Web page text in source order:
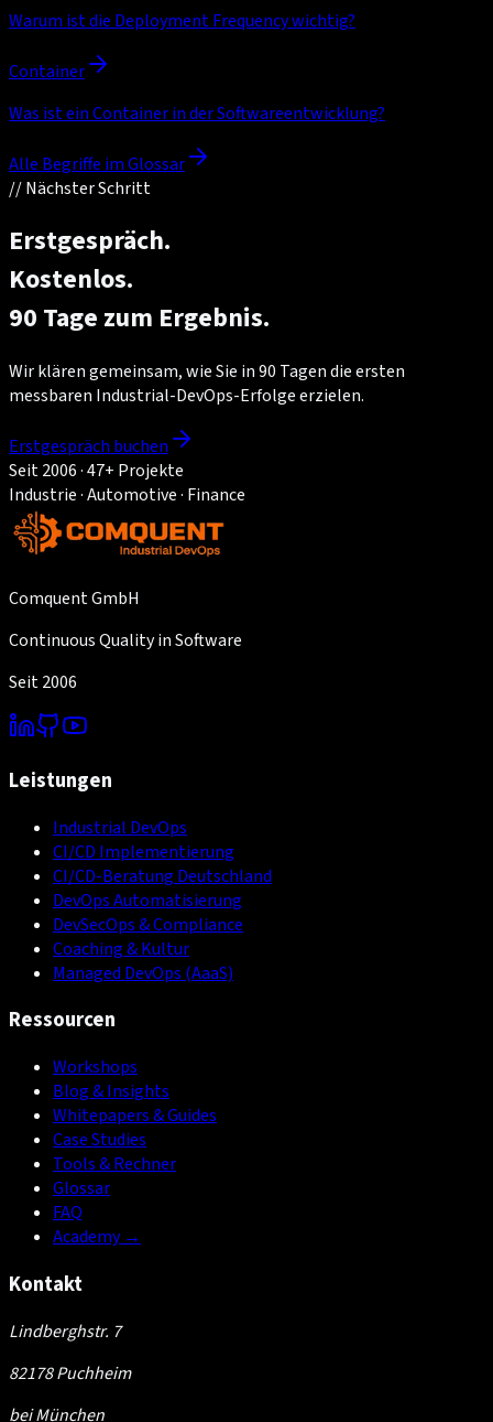
Warum ist die Deployment Frequency wichtig?
Container
Was ist ein Container in der Softwareentwicklung?
Alle Begriffe im Glossar
//Nächster Schritt
Erstgespräch.
Kostenlos.
90 Tage zum Ergebnis.
Wir klären gemeinsam, wie Sie in 90 Tagen die ersten
messbaren Industrial-DevOps-Erfolge erzielen.
Erstgespräch buchen
Seit 2006 · 47+ Projekte
Industrie · Automotive · Finance
Comquent GmbH
Continuous Quality in Software
Seit 2006
Leistungen
Industrial DevOps
CI/CD Implementierung
CI/CD-Beratung Deutschland
DevOps Automatisierung
DevSecOps & Compliance
Coaching & Kultur
Managed DevOps (AaaS)
Ressourcen
Workshops
Blog & Insights
Whitepapers & Guides
Case Studies
Tools & Rechner
Glossar
FAQ
Academy→
Kontakt
Lindberghstr. 7
82178 Puchheim
bei München